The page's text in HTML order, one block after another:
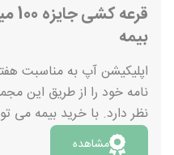
بیمه
اپلیکیشن آپ به مناسبت
نامه خود را از طریق این
نظر دارد. با خرید بیمه می
جایزه بزرگ
مشاهده